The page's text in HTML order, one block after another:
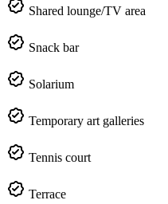
Shared lounge/TV area
Snack bar
Solarium
Temporary art galleries
Tennis court
Terrace